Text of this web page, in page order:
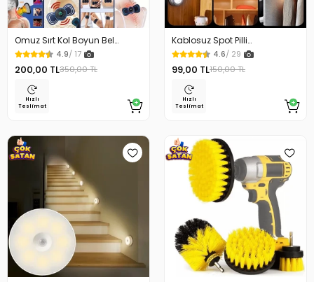
Omuz Sırt Kol Boyun Bel
Kelebek Masaj Aleti
4.9/ 17
200,00 TL350,00 TL
Hızlı
Teslimat
Kablosuz Spot Pilli
Dokunmatik Led Lamba
4.6/ 29
99,00 TL150,00 TL
Hızlı
Teslimat